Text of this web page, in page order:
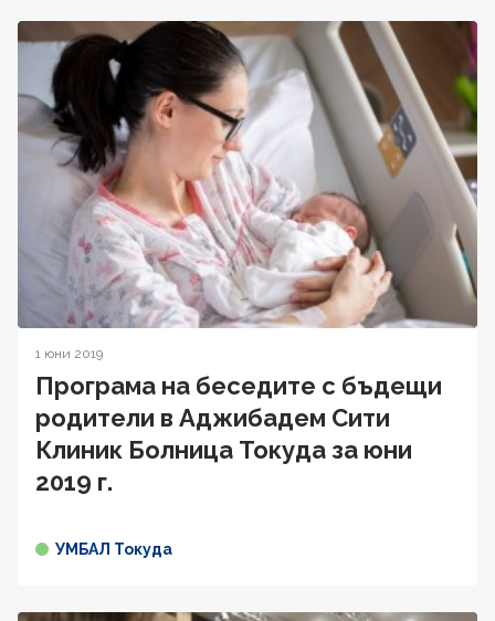
1 юни 2019
Програма на беседите с бъдещи
родители в Аджибадем Сити
Клиник Болница Токуда за юни
2019 г.
УМБАЛ Токуда